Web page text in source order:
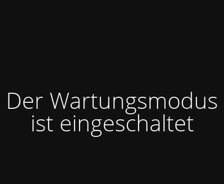
Der Wartungsmodus
ist eingeschaltet